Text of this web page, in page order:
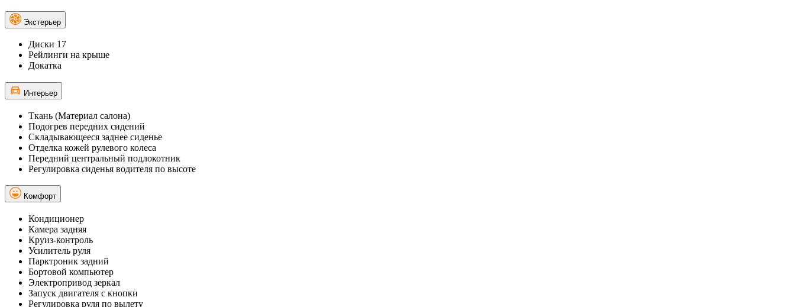
Экстерьер
Диски 17
Рейлинги на крыше
Докатка
Интерьер
Ткань (Материал салона)
Подогрев передних сидений
Складывающееся заднее сиденье
Отделка кожей рулевого колеса
Передний центральный подлокотник
Регулировка сиденья водителя по высоте
Комфорт
Кондиционер
Камера задняя
Круиз-контроль
Усилитель руля
Парктроник задний
Бортовой компьютер
Электропривод зеркал
Запуск двигателя с кнопки
Регулировка руля по вылету